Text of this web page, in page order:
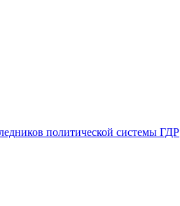
политической системы ГДР